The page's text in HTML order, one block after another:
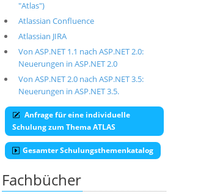
"Atlas")
Atlassian Confluence
Atlassian JIRA
Von ASP.NET 1.1 nach ASP.NET 2.0:
Neuerungen in ASP.NET 2.0
Von ASP.NET 2.0 nach ASP.NET 3.5:
Neuerungen in ASP.NET 3.5.
Anfrage für eine individuelle
Schulung zum Thema ATLAS
Gesamter Schulungsthemenkatalog
Fachbücher